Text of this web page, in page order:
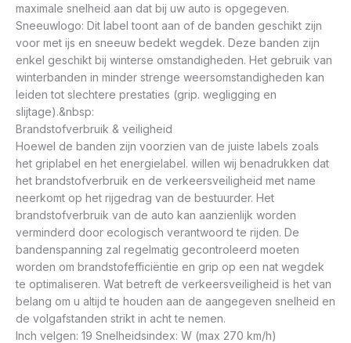
maximale snelheid aan dat bij uw auto is opgegeven.
Sneeuwlogo: Dit label toont aan of de banden geschikt zijn
voor met ijs en sneeuw bedekt wegdek. Deze banden zijn
enkel geschikt bij winterse omstandigheden. Het gebruik van
winterbanden in minder strenge weersomstandigheden kan
leiden tot slechtere prestaties (grip. wegligging en
slijtage).&nbsp:
Brandstofverbruik & veiligheid
Hoewel de banden zijn voorzien van de juiste labels zoals
het griplabel en het energielabel. willen wij benadrukken dat
het brandstofverbruik en de verkeersveiligheid met name
neerkomt op het rijgedrag van de bestuurder. Het
brandstofverbruik van de auto kan aanzienlijk worden
verminderd door ecologisch verantwoord te rijden. De
bandenspanning zal regelmatig gecontroleerd moeten
worden om brandstofefficiëntie en grip op een nat wegdek
te optimaliseren. Wat betreft de verkeersveiligheid is het van
belang om u altijd te houden aan de aangegeven snelheid en
de volgafstanden strikt in acht te nemen.
Inch velgen: 19 Snelheidsindex: W (max 270 km/h)